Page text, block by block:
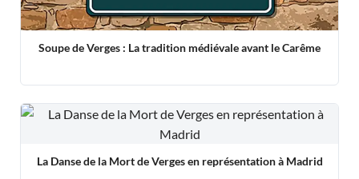
Soupe de Verges : La tradition médiévale avant le Carême
La Danse de la Mort de Verges en représentation à Madrid